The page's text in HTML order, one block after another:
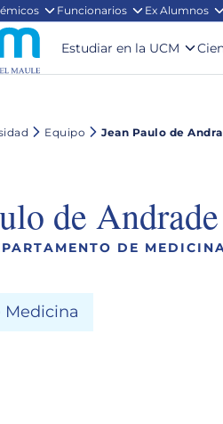
Funcionarios Ex Alumnos
Estudiar en la UCM
Equipo Jean Paulo de
de Andrade
DE
Medicina